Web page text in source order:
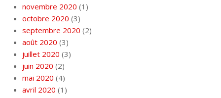
novembre 2020 (1)
octobre 2020 (3)
septembre 2020 (2)
août 2020 (3)
juillet 2020 (3)
juin 2020 (2)
mai 2020 (4)
avril 2020 (1)